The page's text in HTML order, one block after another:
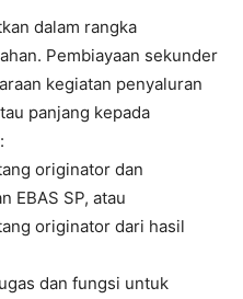
dalam rangka
Pembiayaan sekunder
kegiatan penyaluran
panjang kepada
originator dan
EBAS SP, atau
originator dari hasil
dan fungsi untuk